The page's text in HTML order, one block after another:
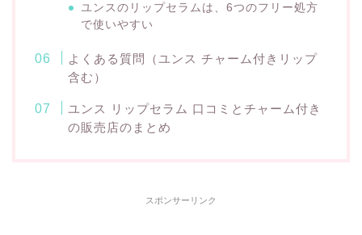
ユンスのリップセラムは、6つのフリー処方
で使いやすい
よくある質問（ユンス チャーム付きリップ
含む）
ユンス リップセラム 口コミとチャーム付き
の販売店のまとめ
スポンサーリンク